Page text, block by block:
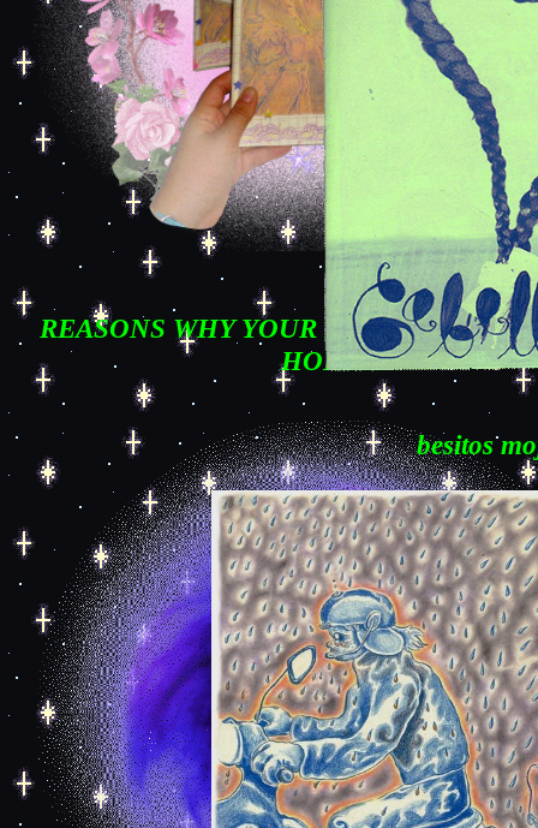
REASONS WHY YOUR DOG MAY BE
HOLES:
besitos